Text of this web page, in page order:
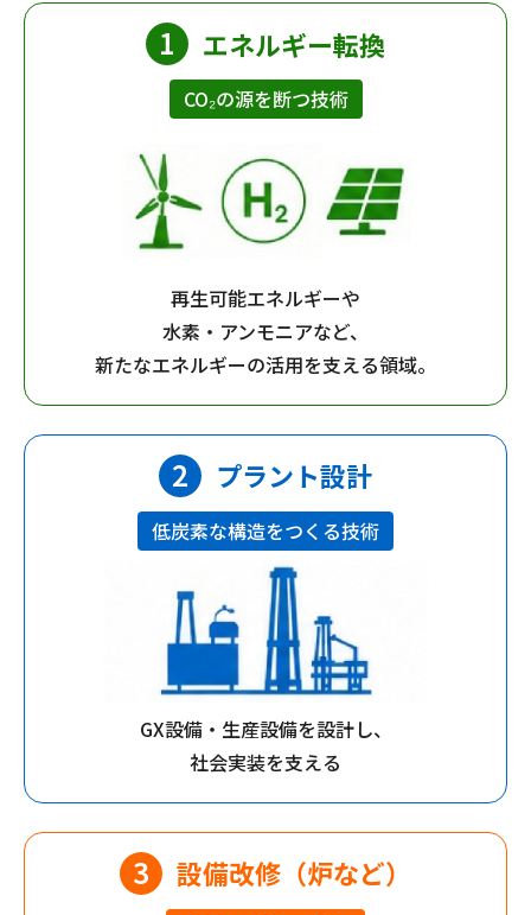
エネルギー転換
CO₂の源を断つ技術
再生可能エネルギーや
水素・アンモニアなど、
新たなエネルギーの活用を支える領域。
プラント設計
低炭素な構造をつくる技術
GX設備・生産設備を設計し、
社会実装を支える
設備改修 （炉など）